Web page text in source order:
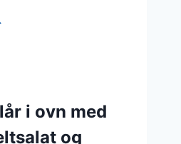
i ovn med
og